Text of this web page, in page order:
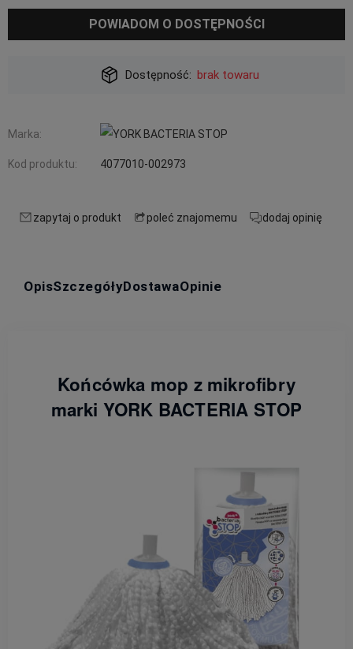
POWIADOM O DOSTĘPNOŚCI
Dostępność: brak towaru
Marka:
Kod produktu: 4077010-002973
zapytaj o produkt poleć znajomemu dodaj opinię
OpisSzczegółyDostawaOpinie
Końcówka mop z mikrofibry
marki YORK BACTERIA STOP